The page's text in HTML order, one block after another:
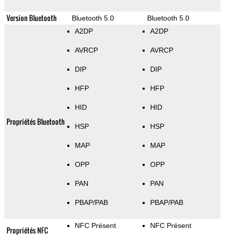
Version Bluetooth Bluetooth 5.0 Bluetooth 5.0
Propriétés Bluetooth
A2DP
AVRCP
DIP
HFP
HID
HSP
MAP
OPP
PAN
PBAP/PAB
A2DP
AVRCP
DIP
HFP
HID
HSP
MAP
OPP
PAN
PBAP/PAB
Propriétés NFC NFC Présent NFC Présent